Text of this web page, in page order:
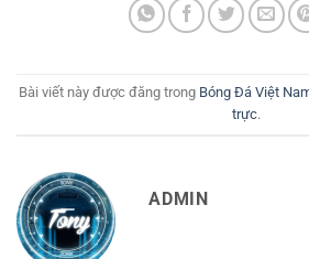
Bài viết này được đăng trong Bóng Đá Việt
trực.
ADMIN